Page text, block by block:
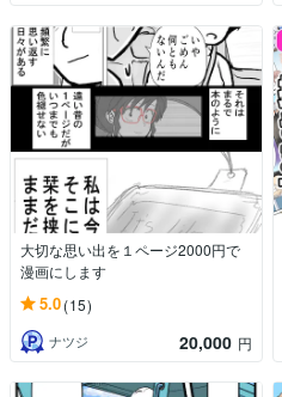
大切な思い出を１ページ2000円で
漫画にします
5.0(15)
ナツジ 20,000 円